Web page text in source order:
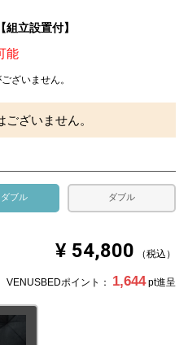
立設置付】
能
ざいません。
ざいません。
ブル ダブル
¥ 54,800 税込
VENUSBEDポイント： 1,644 pt進呈